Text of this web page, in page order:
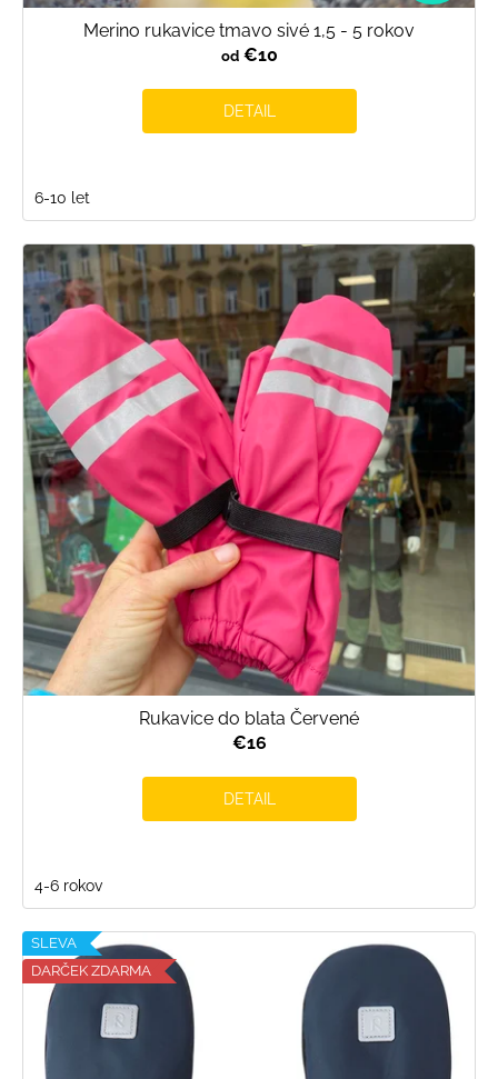
Merino rukavice tmavo sivé 1,5 - 5 rokov
od€10
DETAIL
6-10 let
Rukavice do blata Červené
€16
DETAIL
4-6 rokov
SLEVA
DARČEK ZDARMA